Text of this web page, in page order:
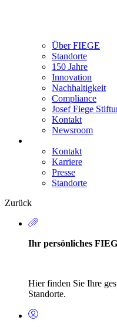
Über FIEGE
Standorte
150 Jahre
Innovation
Nachhaltigkeit
Compliance
Josef Fiege
Kontakt
Newsroom
Secondary
Navigation
Kontakt
Karriere
Presse
Standorte
Zurück
Ihr persönliches
Hier finden Sie Ihre
Standorte.